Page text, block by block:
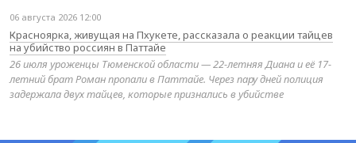
06 августа 2026 12:00
Красноярка, живущая на Пхукете, рассказала о реакции тайцев
на убийство россиян в Паттайе
26 июля уроженцы Тюменской области — 22-летняя Диана и её 17-
летний брат Роман пропали в Паттайе. Через пару дней полиция
задержала двух тайцев, которые признались в убийстве